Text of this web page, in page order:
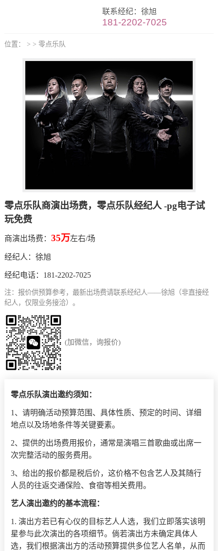
联系经纪：徐旭
181-2202-7025
位置： > > 零点乐队
零点乐队商演出场费，零点乐队经纪人 -pg电子试
玩免费
商演出场费： 35万左右/场
经纪人： 徐旭
经纪电话： 181-2202-7025
注：报价供预算参考，最新出场费请联系经纪人——徐旭（非直接经
纪人，仅限业务接洽）。
(加微信，询报价)
零点乐队演出邀约须知：
1、请明确活动预算范围、具体性质、预定的时间、详细
地点以及场地条件等关键要素。
2、提供的出场费用报价，通常是演唱三首歌曲或出席一
次完整活动的服务费用。
3、给出的报价都是税后价，这价格不包含艺人及其随行
人员的往返交通保险、食宿等相关费用。
艺人演出邀约的基本流程：
1. 演出方若已有心仪的目标艺人人选，我们立即落实该明
星参与此次演出的各项细节。倘若演出方未确定具体人
选，我们根据演出方的活动预算提供多位艺人名单，从而